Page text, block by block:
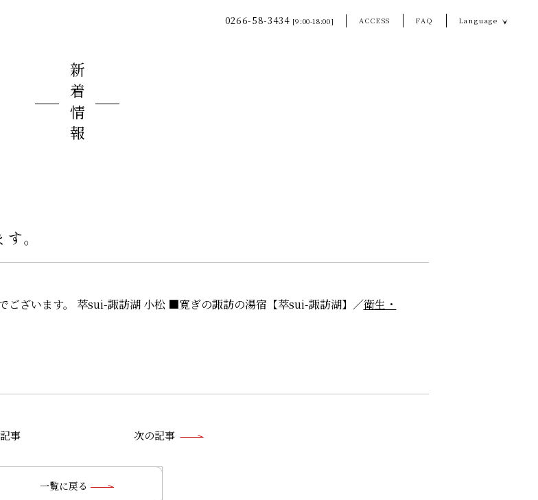
0266-58-3434 [9:00-18:00] ACCESS FAQ Language
新着情報
。
ございます。 萃sui-諏訪湖 小松 ■寛ぎの諏訪の湯宿【萃sui-諏訪湖】／衛生・
事 次の記事
一覧に戻る